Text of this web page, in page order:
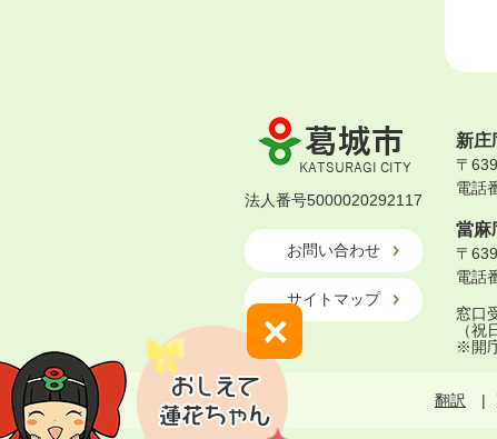
葛
城
市
KATSURAGI
CITY
法人番号5000020292117
お問い合わせ
サイトマップ
新庄
〒
電話
當麻
〒
電話
窓口
（
※開
翻訳
×